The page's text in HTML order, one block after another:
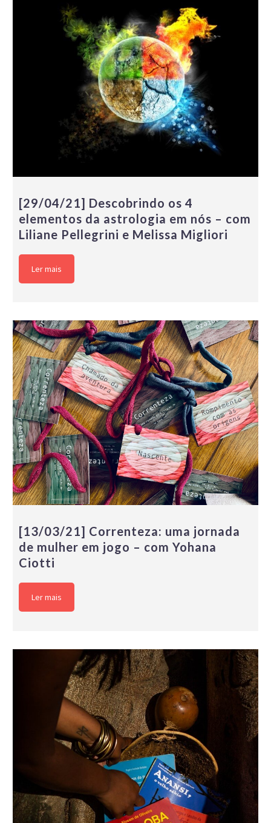
[29/04/21] Descobrindo os 4
elementos da astrologia em nós – com
Liliane Pellegrini e Melissa Migliori
Ler mais
[13/03/21] Correnteza: uma jornada
de mulher em jogo – com Yohana
Ciotti
Ler mais